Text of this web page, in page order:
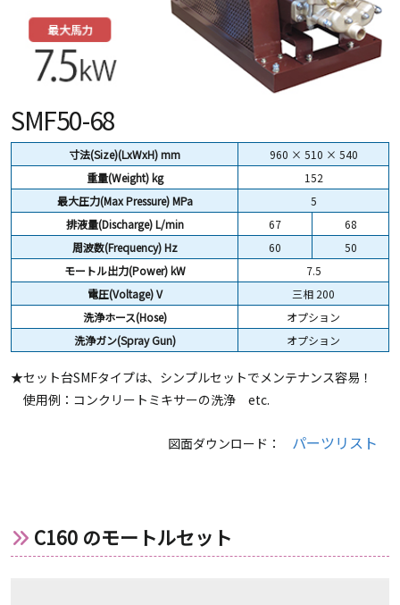
SMF50-68
寸法(Size)(LxWxH) mm
960 × 510 × 540
重量(Weight)kg
152
最大圧力(Max Pressure) MPa
5
排液量(Discharge) L/min
67
68
周波数(Frequency) Hz
60
50
モートル出力(Power) kW
7.5
電圧(Voltage) V
三相 200
洗浄ホース(Hose)
オプション
洗浄ガン(Spray Gun)
オプション
★セット台SMFタイプは、シンプルセットでメンテナンス容易！
使用例：コンクリートミキサーの洗浄 etc.
図面ダウンロード： パーツリスト
C160 のモートルセット